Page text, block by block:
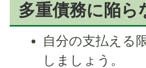
多重債務に陥
自分の支払える
しましょう。